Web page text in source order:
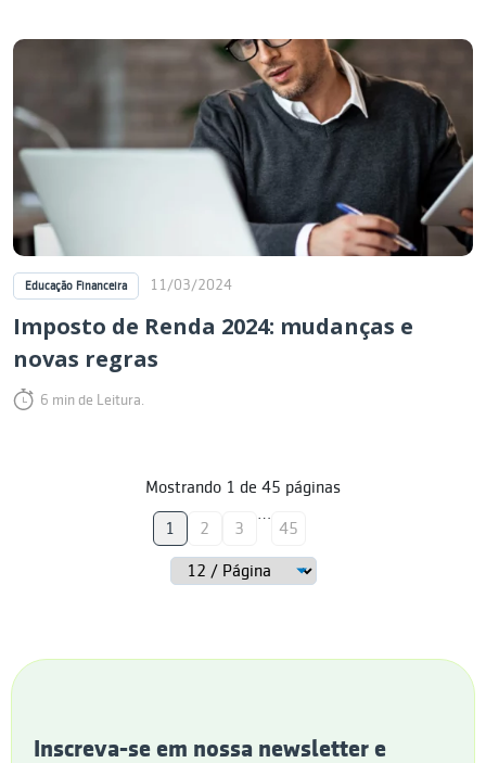
Educação Financeira 11/03/2024
Imposto de Renda 2024: mudanças e
novas regras
6 min de Leitura.
Mostrando 1 de 45 páginas
1 2 3
…
45
Inscreva-se em nossa newsletter e